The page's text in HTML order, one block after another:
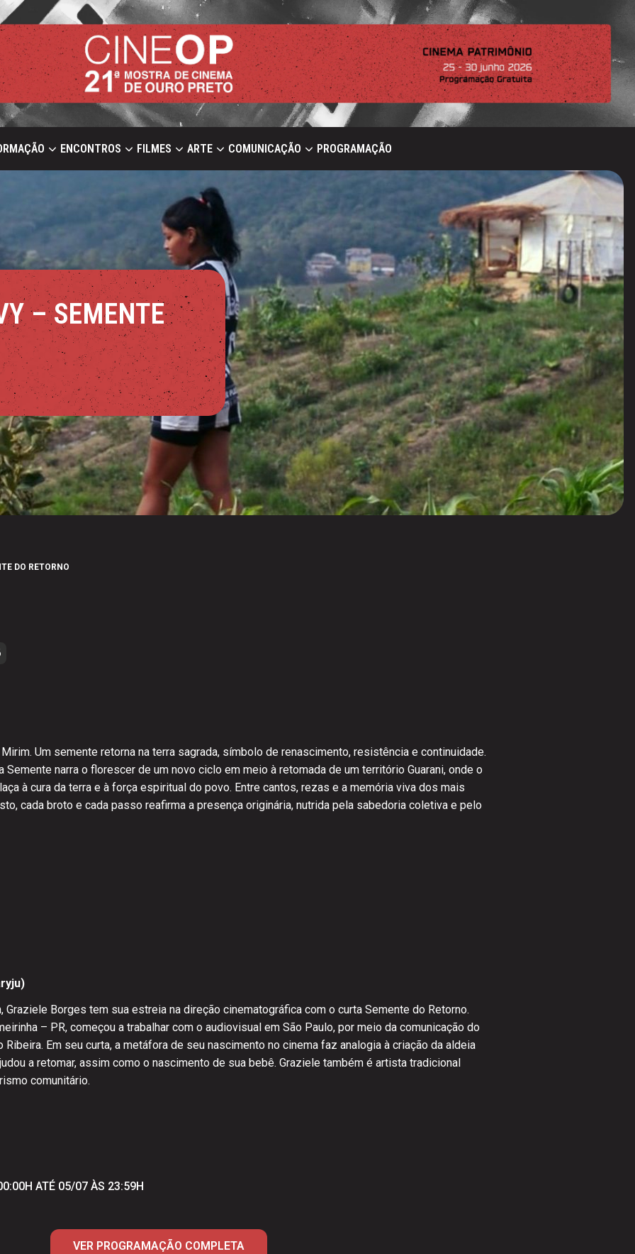
ENCONTROS FILMES ARTE COMUNICAÇÃO PROGRAMAÇÃO
– SEMENTE
DO RETORNO
Um semente retorna na terra sagrada, símbolo de renascimento, resistência e continuidade.
Semente narra o florescer de um novo ciclo em meio à retomada de um território Guarani, onde o
à cura da terra e à força espiritual do povo. Entre cantos, rezas e a memória viva dos mais
cada broto e cada passo reafirma a presença originária, nutrida pela sabedoria coletiva e pelo
Graziele Borges tem sua estreia na direção cinematográfica com o curta Semente do Retorno.
– PR, começou a trabalhar com o audiovisual em São Paulo, por meio da comunicação do
Ribeira. Em seu curta, a metáfora de seu nascimento no cinema faz analogia à criação da aldeia
a retomar, assim como o nascimento de sua bebê. Graziele também é artista tradicional
comunitário.
ATÉ 05/07 ÀS 23:59H
VER PROGRAMAÇÃO COMPLETA